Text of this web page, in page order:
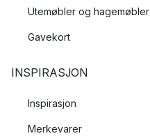
Utemøbler og hagemøbler
Gavekort
INSPIRASJON
Inspirasjon
Merkevarer